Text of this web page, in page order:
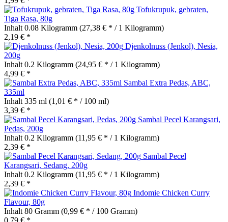
Tofukrupuk, gebraten,
Tiga Rasa, 80g
Inhalt 0.08 Kilogramm (27,38 € * / 1 Kilogramm)
2,19 € *
Djenkolnuss (Jenkol), Nesia,
200g
Inhalt 0.2 Kilogramm (24,95 € * / 1 Kilogramm)
4,99 € *
Sambal Extra Pedas, ABC,
335ml
Inhalt 335 ml (1,01 € * / 100 ml)
3,39 € *
Sambal Pecel Karangsari,
Pedas, 200g
Inhalt 0.2 Kilogramm (11,95 € * / 1 Kilogramm)
2,39 € *
Sambal Pecel
Karangsari, Sedang, 200g
Inhalt 0.2 Kilogramm (11,95 € * / 1 Kilogramm)
2,39 € *
Indomie Chicken Curry
Flavour, 80g
Inhalt 80 Gramm (0,99 € * / 100 Gramm)
0,79 € *